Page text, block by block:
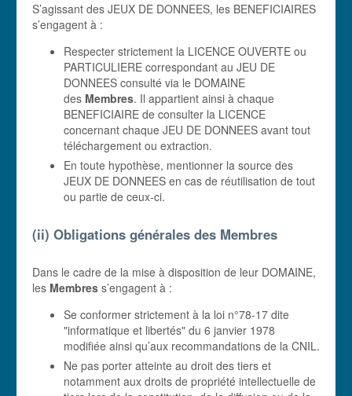
S’agissant des JEUX DE DONNEES, les BENEFICIAIRES
s’engagent à :
Respecter strictement la LICENCE OUVERTE ou
PARTICULIERE correspondant au JEU DE
DONNEES consulté via le DOMAINE
des Membres. Il appartient ainsi à chaque
BENEFICIAIRE de consulter la LICENCE
concernant chaque JEU DE DONNEES avant tout
téléchargement ou extraction.
En toute hypothèse, mentionner la source des
JEUX DE DONNEES en cas de réutilisation de tout
ou partie de ceux-ci.
(ii) Obligations générales des Membres
Dans le cadre de la mise à disposition de leur DOMAINE,
les Membres s’engagent à :
Se conformer strictement à la loi n°78-17 dite
"informatique et libertés" du 6 janvier 1978
modifiée ainsi qu’aux recommandations de la CNIL.
Ne pas porter atteinte au droit des tiers et
notamment aux droits de propriété intellectuelle de